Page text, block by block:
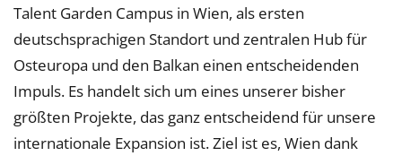
Talent Garden Campus in Wien, als ersten
deutschsprachigen Standort und zentralen Hub für
Osteuropa und den Balkan einen entscheidenden
Impuls. Es handelt sich um eines unserer bisher
größten Projekte, das ganz entscheidend für unsere
internationale Expansion ist. Ziel ist es, Wien dank